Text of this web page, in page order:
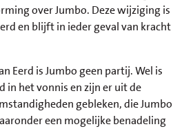
over Jumbo. Deze wijziging is
en blijft in ieder geval van kracht
Eerd is Jumbo geen partij. Wel is
in het vonnis en zijn er uit de
gebleken, die Jumbo
een mogelijke benadeling